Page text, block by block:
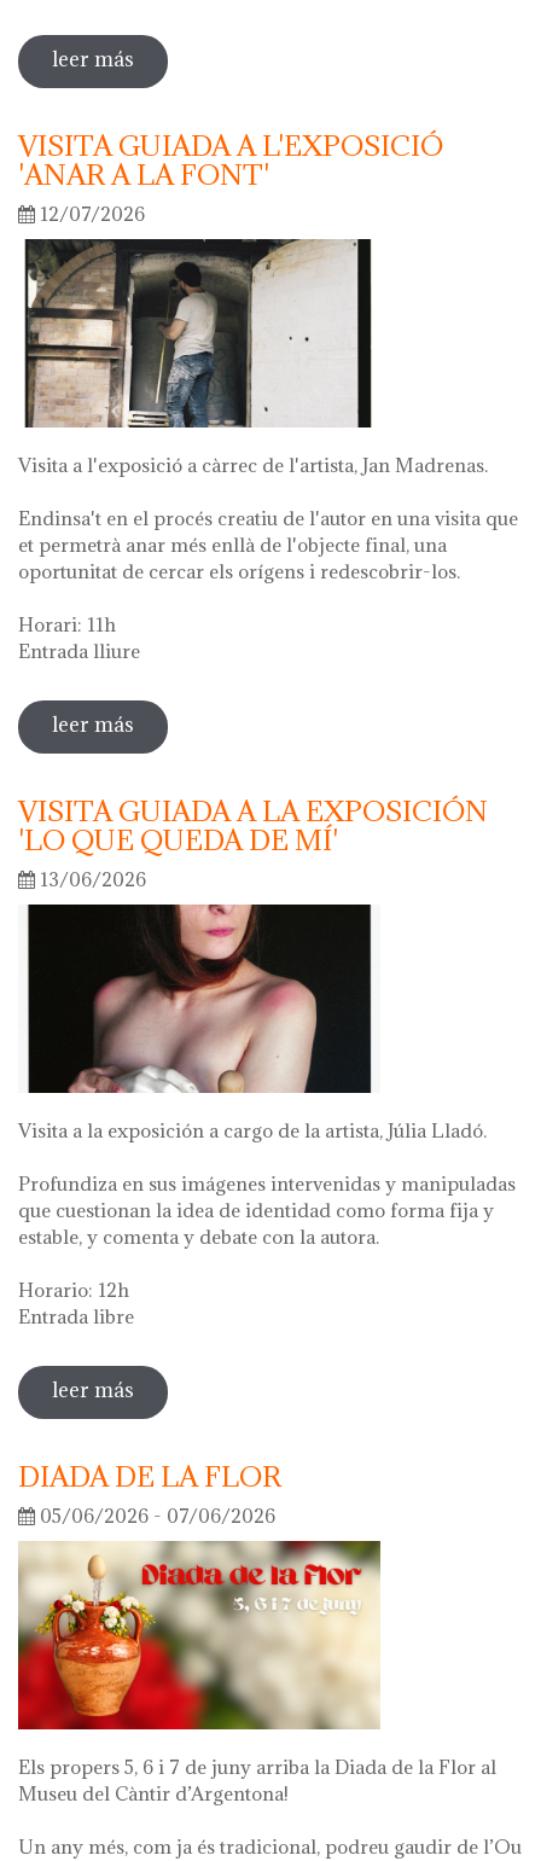
leer más sobre 76ª festa del càntir
VISITA GUIADA A L'EXPOSICIÓ
'ANAR A LA FONT'
12/07/2026
Visita a l'exposició a càrrec de l'artista, Jan Madrenas.
Endinsa't en el procés creatiu de l'autor en una visita que
et permetrà anar més enllà de l'objecte final, una
oportunitat de cercar els orígens i redescobrir-los.
Horari: 11h
Entrada lliure
leer más sobre visita guiada a l'exposició 'anar a la
font'
VISITA GUIADA A LA EXPOSICIÓN
'LO QUE QUEDA DE MÍ'
13/06/2026
Visita a la exposición a cargo de la artista, Júlia Lladó.
Profundiza en sus imágenes intervenidas y manipuladas
que cuestionan la idea de identidad como forma fija y
estable, y comenta y debate con la autora.
Horario: 12h
Entrada libre
leer más sobre visita guiada a la exposición 'lo
que queda de mí'
DIADA DE LA FLOR
05/06/2026 - 07/06/2026
Els propers 5, 6 i 7 de juny arriba la Diada de la Flor al
Museu del Càntir d’Argentona!
Un any més, com ja és tradicional, podreu gaudir de l’Ou